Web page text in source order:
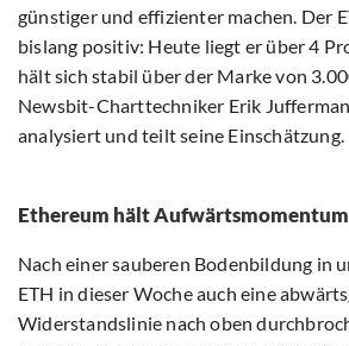
günstiger und effizienter machen. Der
bislang positiv: Heute liegt er über 4
hält sich stabil über der Marke von
Newsbit-Charttechniker Erik
analysiert und teilt seine Einschätzung.
Ethereum hält Aufwärtsmomentum
Nach einer sauberen Bodenbildung in
ETH in dieser Woche auch eine
Widerstandslinie nach oben